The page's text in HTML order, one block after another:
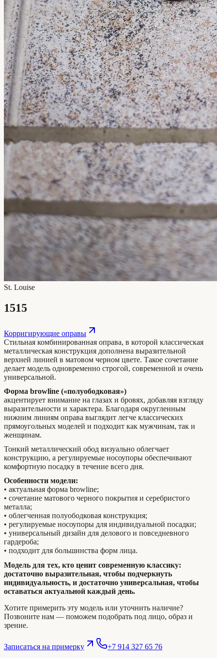
St. Louise
1515
Корригирующие оправы
Стильная комбинированная оправа, в которой классическая
металлическая конструкция дополнена выразительной
верхней линией в матовом черном цвете. Такое сочетание
делает модель одновременно строгой, современной и очень
универсальной.
Форма browline («полуободковая»)
акцентирует внимание на глазах и бровях, добавляя взгляду
выразительности и характера. Благодаря округленным
нижним линиям оправа выглядит легче классических
прямоугольных моделей и подходит как мужчинам, так и
женщинам.
Тонкий металлический обод визуально облегчает
конструкцию, а регулируемые носоупоры обеспечивают
комфортную посадку в течение всего дня.
Особенности модели:
• актуальная форма browline;
• сочетание матового черного покрытия и серебристого
металла;
• облегченная полуободковая конструкция;
• регулируемые носоупоры для индивидуальной посадки;
• универсальный дизайн для делового и повседневного
гардероба;
• подходит для большинства форм лица.
Модель для тех, кто ценит современную классику:
достаточно выразительная, чтобы подчеркнуть
индивидуальность, и достаточно универсальная, чтобы
оставаться актуальной каждый день.
Хотите примерить эту модель или уточнить наличие?
Позвоните нам — поможем подобрать под лицо, образ и
зрение.
Записаться на примерку
+7 914 327 65 76